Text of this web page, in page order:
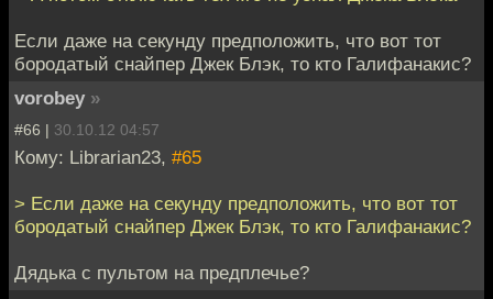
Если даже на секунду предположить, что вот тот
бородатый снайпер Джек Блэк, то кто Галифанакис?
vorobey »
#66 | 30.10.12 04:57
Кому: Librarian23, #65
> Если даже на секунду предположить, что вот тот
бородатый снайпер Джек Блэк, то кто Галифанакис?
Дядька с пультом на предплечье?